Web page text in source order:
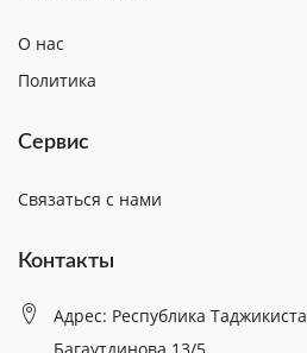
О нас
Политика
Сервис
Связаться с нами
Контакты
Адрес: Республика